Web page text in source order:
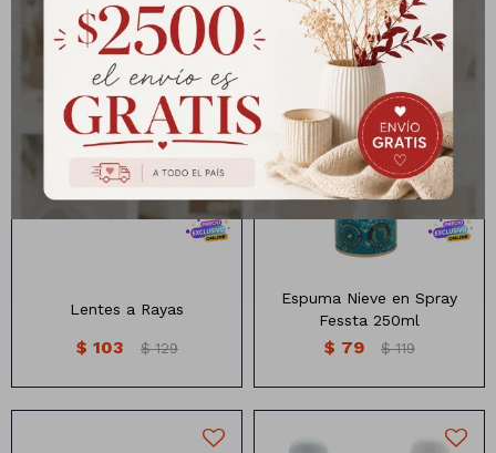
Lentes a rayas
Lentes a Rayas
$ 103 $ 129
Nieve en spray 250ml
Espuma Nieve en Spray
Fessta 250ml
$ 79 $ 119